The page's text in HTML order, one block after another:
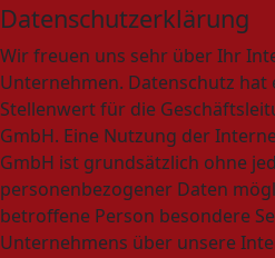
Datenschutzerklärung
Wir freuen uns sehr über Ihr
Unternehmen. Datenschutz hat
Stellenwert für die
GmbH. Eine Nutzung der
GmbH ist grundsätzlich ohne
personenbezogener Daten
betroffene Person besondere
Unternehmens über unsere